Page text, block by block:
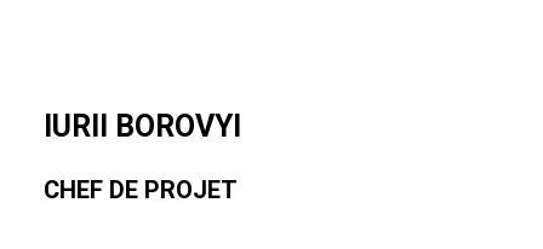
IURII BOROVYI
CHEF DE PROJET